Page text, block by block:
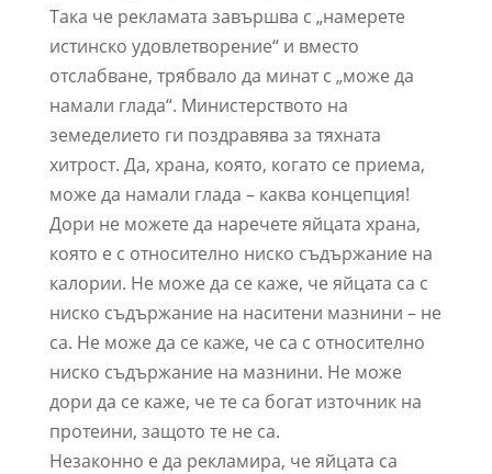
Така че рекламата завършва с „намерете
истинско удовлетворение“ и вместо
отслабване, трябвало да минат с „може да
намали глада“. Министерството на
земеделието ги поздравява за тяхната
хитрост. Да, храна, която, когато се приема,
може да намали глада – каква концепция!
Дори не можете да наречете яйцата храна,
която е с относително ниско съдържание на
калории. Не може да се каже, че яйцата са с
ниско съдържание на наситени мазнини – не
са. Не може да се каже, че са с относително
ниско съдържание на мазнини. Не може
дори да се каже, че те са богат източник на
протеини, защото те не са.
Незаконно е да рекламира, че яйцата са